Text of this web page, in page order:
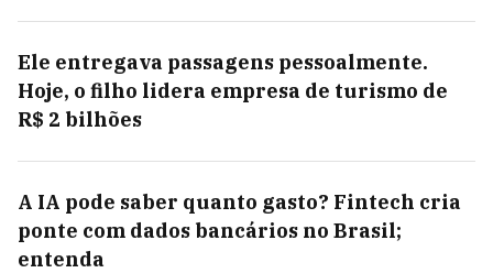
Ele entregava passagens pessoalmente.
Hoje, o filho lidera empresa de turismo de
R$ 2 bilhões
A IA pode saber quanto gasto? Fintech cria
ponte com dados bancários no Brasil;
entenda